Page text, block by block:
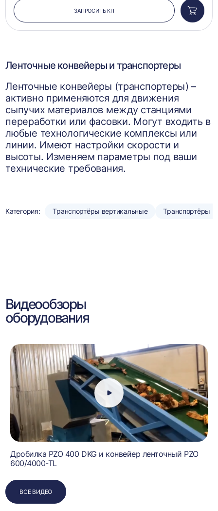
ЗАПРОСИТЬ КП
в
Ленточные конвейеры и транспортеры
Ленточные конвейеры (транспортеры) –
активно применяются для движения
сыпучих материалов между станциями
переработки или фасовки. Могут входить в
любые технологические комплексы или
линии. Имеют настройки скорости и
высоты. Изменяем параметры под ваши
технические требования.
Категория: Транспортёры вертикальные Транспортёры
Видеообзоры
оборудования
Дробилка PZO 400 DKG и конвейер ленточный PZO
600/4000-TL
ВСЕ ВИДЕО